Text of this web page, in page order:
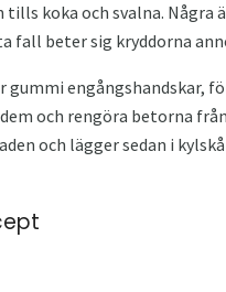
koka och svalna.
fall beter sig kryddorna
gummi
och rengöra betorna
och lägger sedan i